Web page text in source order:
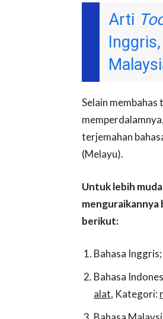
Arti
Selain
terjemahan
(Melayu).
Untuk lebih
menguraikannya
berikut:
Bahasa
Bahasa
alat, Kategori: